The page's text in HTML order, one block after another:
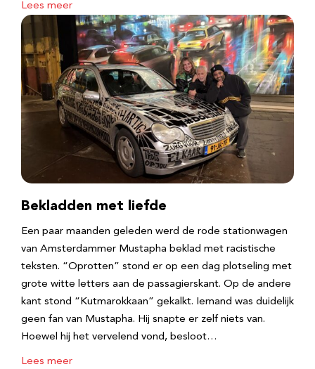
Lees meer
Bekladden met liefde
Een paar maanden geleden werd de rode stationwagen
van Amsterdammer Mustapha beklad met racistische
teksten. “Oprotten” stond er op een dag plotseling met
grote witte letters aan de passagierskant. Op de andere
kant stond “Kutmarokkaan” gekalkt. Iemand was duidelijk
geen fan van Mustapha. Hij snapte er zelf niets van.
Hoewel hij het vervelend vond, besloot…
Lees meer